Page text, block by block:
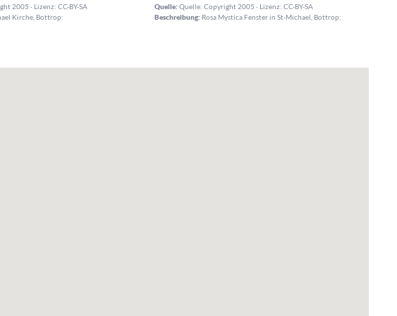
2005 · Lizenz: CC-BY-SA
Kirche, Bottrop:
Quelle: Quelle: Copyright 2005 · Lizenz: CC-BY-SA
Beschreibung: Rosa Mystica Fenster in St-Michael, Bottrop: